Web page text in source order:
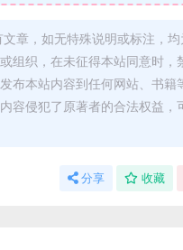
章，如无特殊说明或标注，
组织，在未征得本站同意时，
布本站内容到任何网站、书籍
容侵犯了原著者的合法权益，
分享 收藏